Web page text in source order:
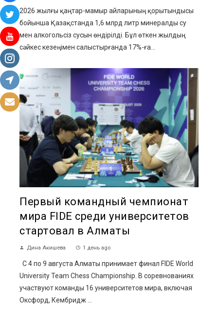
2026 жылғы қаңтар-мамыр айларының қорытындысы
бойынша Қазақстанда 1,6 млрд литр минералды су
мен алкогольсіз сусын өндірілді. Бұл өткен жылдың
сәйкес кезеңімен салыстырғанда 17%-ға...
Первый командный чемпионат
мира FIDE среди университетов
стартовал в Алматы
Дина Акишева 1 день ago
С 4 по 9 августа Алматы принимает финал FIDE World
University Team Chess Championship. В соревнованиях
участвуют команды 16 университетов мира, включая
Оксфорд, Кембридж ...